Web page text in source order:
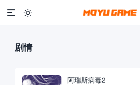

剧情
阿瑞斯病毒2